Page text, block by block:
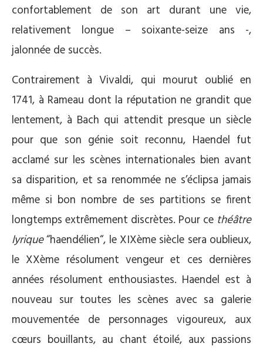
confortablement de son art durant une vie,
relativement longue – soixante-seize ans -,
jalonnée de succès.
Contrairement à Vivaldi, qui mourut oublié en
1741, à Rameau dont la réputation ne grandit que
lentement, à Bach qui attendit presque un siècle
pour que son génie soit reconnu, Haendel fut
acclamé sur les scènes internationales bien avant
sa disparition, et sa renommée ne s’éclipsa jamais
même si bon nombre de ses partitions se firent
longtemps extrêmement discrètes. Pour ce théâtre
lyrique“haendélien“, le XIXème siècle sera oublieux,
le XXème résolument vengeur et ces dernières
années résolument enthousiastes. Haendel est à
nouveau sur toutes les scènes avec sa galerie
mouvementée de personnages vigoureux, aux
cœurs bouillants, au chant étoilé, aux passions